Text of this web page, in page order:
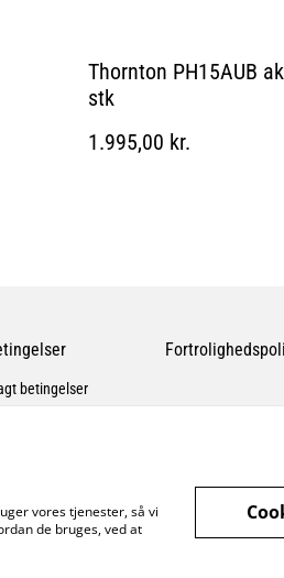
Thornton PH15AUB
stk
1.995,00 kr.
betingelser
vores tjenester, så vi
de bruges, ved at